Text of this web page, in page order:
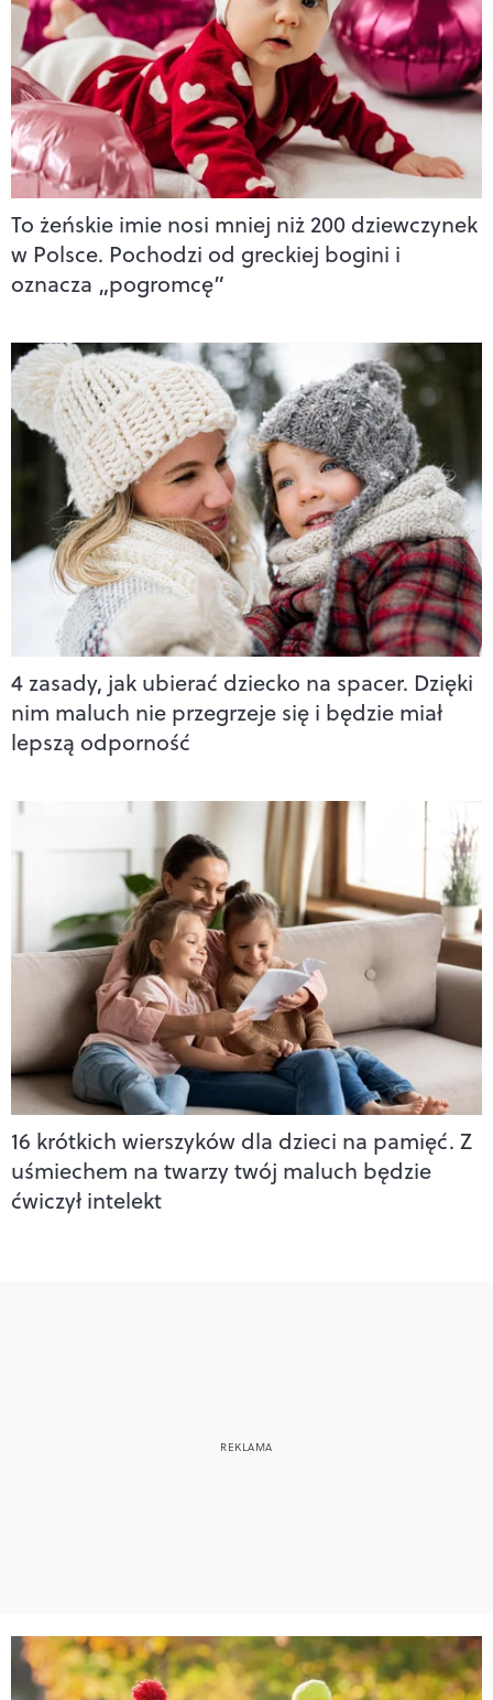
To żeńskie imie nosi mniej niż 200 dziewczynek
w Polsce. Pochodzi od greckiej bogini i
oznacza „pogromcę”
4 zasady, jak ubierać dziecko na spacer. Dzięki
nim maluch nie przegrzeje się i będzie miał
lepszą odporność
16 krótkich wierszyków dla dzieci na pamięć. Z
uśmiechem na twarzy twój maluch będzie
ćwiczył intelekt